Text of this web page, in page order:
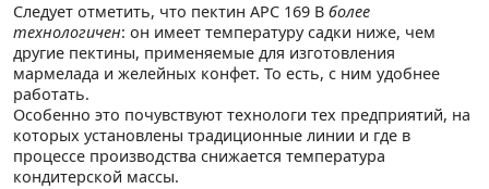
Следует отметить, что пектин АРС 169 В более
технологичен: он имеет температуру садки ниже, чем
другие пектины, применяемые для изготовления
мармелада и желейных конфет. То есть, с ним удобнее
работать.
Особенно это почувствуют технологи тех предприятий, на
которых установлены традиционные линии и где в
процессе производства снижается температура
кондитерской массы.